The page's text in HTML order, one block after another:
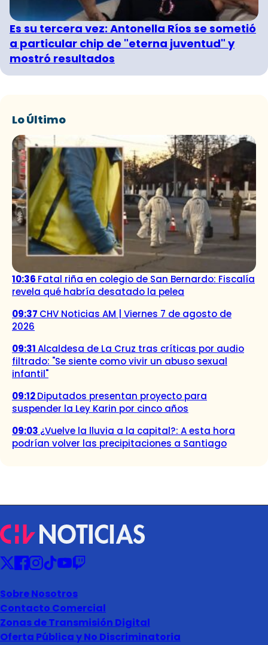
Es su tercera vez: Antonella Ríos se sometió
a particular chip de "eterna juventud" y
mostró resultados
Lo Último
10:36 Fatal riña en colegio de San Bernardo: Fiscalía
revela qué habría desatado la pelea
09:37 CHV Noticias AM | Viernes 7 de agosto de
2026
09:31Alcaldesa de La Cruz tras críticas por audio
filtrado: "Se siente como vivir un abuso sexual
infantil"
09:12Diputados presentan proyecto para
suspender la Ley Karin por cinco años
09:03 ¿Vuelve la lluvia a la capital?: A esta hora
podrían volver las precipitaciones a Santiago
Sobre Nosotros
Contacto Comercial
Zonas de Transmisión Digital
Oferta Pública y No Discriminatoria